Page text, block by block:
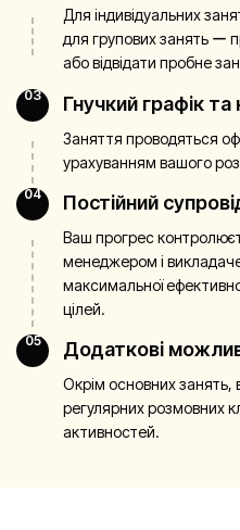
Для індивідуальних
для групових занять ー
або відвідати пробне
03 Гнучкий графік
Заняття проводяться
урахуванням вашого
04 Постійний
Ваш прогрес
менеджером і
максимальної
цілей.
05 Додаткові
Окрім основних занять,
регулярних розмовних
активностей.